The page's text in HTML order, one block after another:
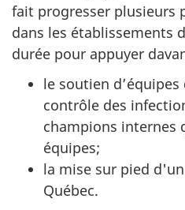
fait progresser plusieurs
dans les établissements
durée pour appuyer
le soutien
contrôle des
champions internes
équipes;
la mise sur pied
Québec.